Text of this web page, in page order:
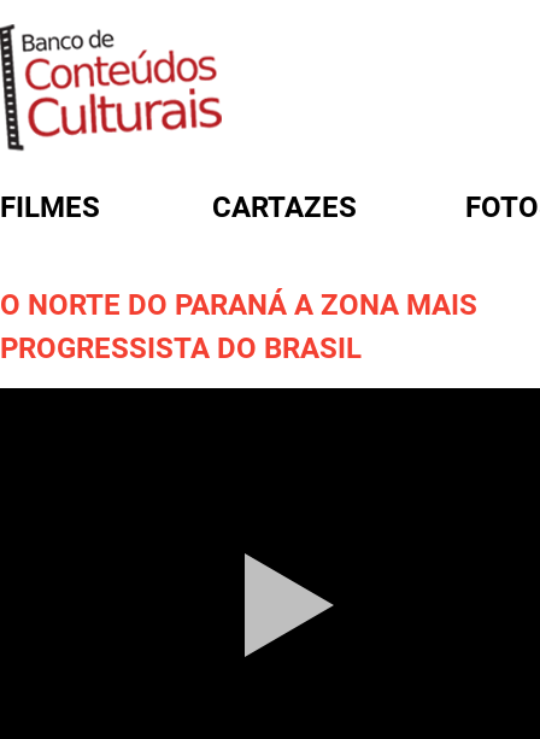
FILMES CARTAZES
O NORTE DO PARANÁ A ZONA MAIS
PROGRESSISTA DO BRASIL
FORMULÁRIO DE BUSCA